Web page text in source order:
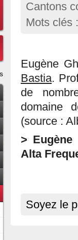
Cantons
Mots clés
Eugène
Bastia.
de
domaine
(source :
>
Alta
Soyez le